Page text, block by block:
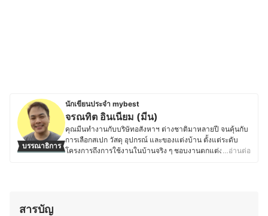
บรรณาธิการ
นักเขียนประจำ mybest
จรณทิต อินเนียม (มีน)
คุณมีนทำงานกับบริษัทอสังหาฯ ต่างชาติมาหลายปี จนคุ้นกับ
การเลือกสเปก วัสดุ อุปกรณ์ และของแต่งบ้าน ตั้งแต่ระดับ
โครงการถึงการใช้งานในบ้านจริง ๆ ชอบงานตกแต่ง …อ่านต่อ
สารบัญ